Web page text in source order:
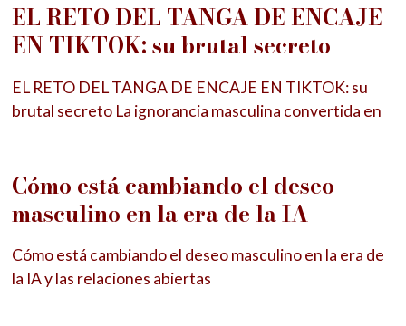
EL RETO DEL TANGA DE ENCAJE
EN TIKTOK: su brutal secreto
EL RETO DEL TANGA DE ENCAJE EN TIKTOK: su
brutal secreto La ignorancia masculina convertida en
Cómo está cambiando el deseo
masculino en la era de la IA
Cómo está cambiando el deseo masculino en la era de
la IA y las relaciones abiertas